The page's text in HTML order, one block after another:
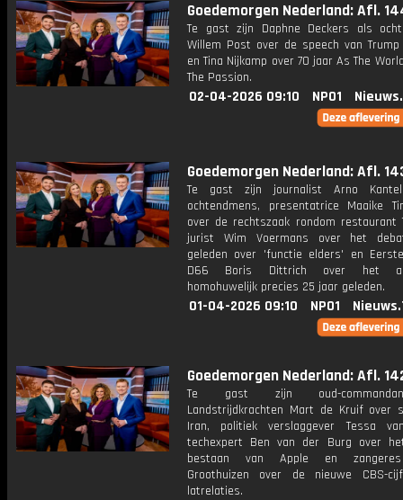
Goedemorgen Nederland: Afl.
Te gast zijn Daphne Deckers als
Willem Post over de speech van
en Tina Nijkamp over 70 jaar As The
The Passion.
02-04-2026 09:10 NPO1
Goedemorgen Nederland: Afl.
Te gast zijn journalist Arno
ochtendmens, presentatrice Maaike
over de rechtszaak rondom restaurant
jurist Wim Voermans over het
geleden over 'functie elders' en
D66 Boris Dittrich over het
homohuwelijk precies 25 jaar geleden.
01-04-2026 09:10 NPO1
Goedemorgen Nederland: Afl.
Te gast zijn oud-
Landstrijdkrachten Mart de Kruif over
Iran, politiek verslaggever Tessa
techexpert Ben van der Burg over
bestaan van Apple en
Groothuizen over de nieuwe CBS-
latrelaties.